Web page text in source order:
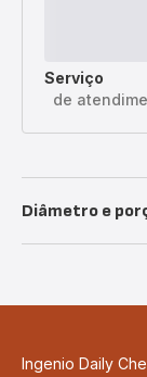
Serviço
de
Diâmetro e
Ingenio Daily